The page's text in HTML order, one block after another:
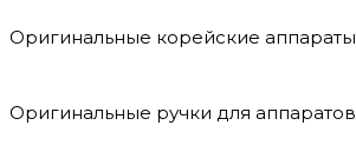
Оригинальные корейские аппараты
Оригинальные ручки для аппаратов